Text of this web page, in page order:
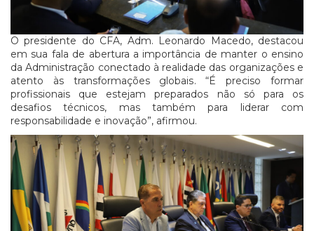
O presidente do CFA, Adm. Leonardo Macedo, destacou
em sua fala de abertura a importância de manter o ensino
da Administração conectado à realidade das organizações e
atento às transformações globais. “É preciso formar
profissionais que estejam preparados não só para os
desafios técnicos, mas também para liderar com
responsabilidade e inovação”, afirmou.